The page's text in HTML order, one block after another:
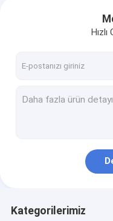
Kategorilerimiz